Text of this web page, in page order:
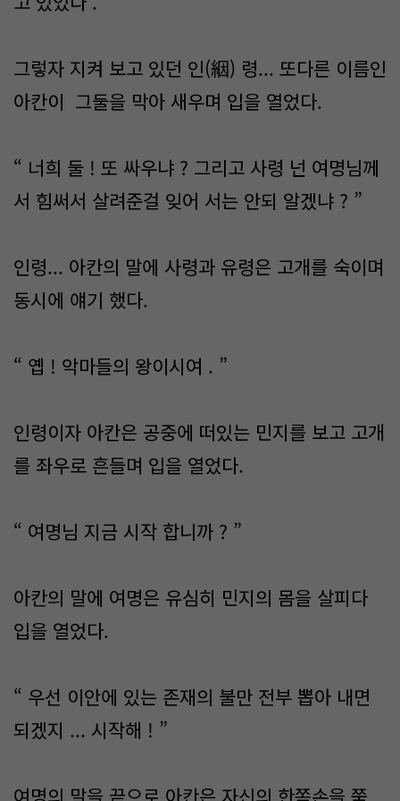
그렇자 지켜 보고 있던 인(絪) 령... 또다른 이름인
아칸이 그둘을 막아 새우며 입을 열었다.
“ 너희 둘 ! 또 싸우냐 ? 그리고 사령 넌 여명님께
서 힘써서 살려준걸 잊어 서는 안되 알겠냐 ? ”
인령... 아칸의 말에 사령과 유령은 고개를 숙이며
동시에 얘기 했다.
“ 옙 ! 악마들의 왕이시여 . ”
인령이자 아칸은 공중에 떠있는 민지를 보고 고개
를 좌우로 흔들며 입을 열었다.
“ 여명님 지금 시작 합니까 ? ”
아칸의 말에 여명은 유심히 민지의 몸을 살피다
입을 열었다.
“ 우선 이안에 있는 존재의 불만 전부 뽑아 내면
되겠지 ... 시작해 ! ”
여명의 말을 끝으로 아칸은 자신의 한쪽손을 쭉